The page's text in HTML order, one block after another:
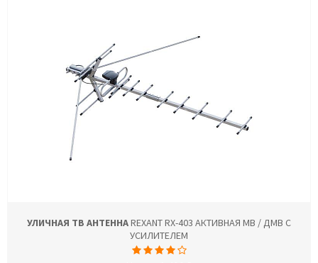
УЛИЧНАЯ ТВ АНТЕННАREXANT RX-403 АКТИВНАЯ МВ / ДМВ С
УСИЛИТЕЛЕМ